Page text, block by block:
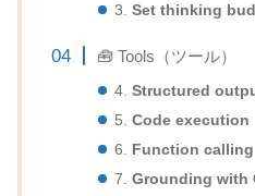
3.Set thinking
🧰 Tools（ツール）
4.Structured
5.Code execution
6. Function calling
7.Grounding with